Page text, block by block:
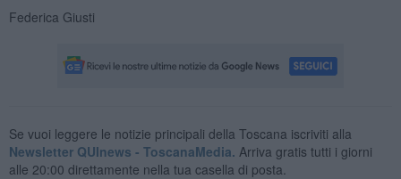
Federica Giusti
Se vuoi leggere le notizie principali della Toscana iscriviti alla
Newsletter QUInews - ToscanaMedia. Arriva gratis tutti i giorni
alle 20:00 direttamente nella tua casella di posta.